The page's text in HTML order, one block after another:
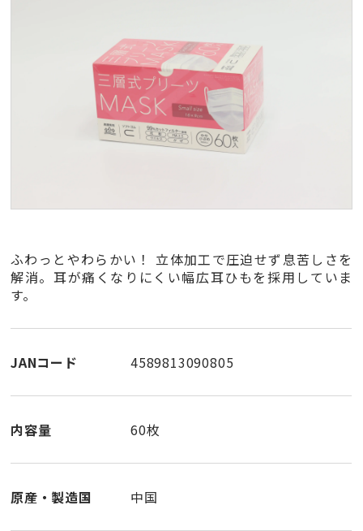
ふわっとやわらかい！ 立体加工で圧迫せず息苦しさを
解消。耳が痛くなりにくい幅広耳ひもを採用していま
す。
JANコード 4589813090805
内容量 60枚
原産・製造国 中国